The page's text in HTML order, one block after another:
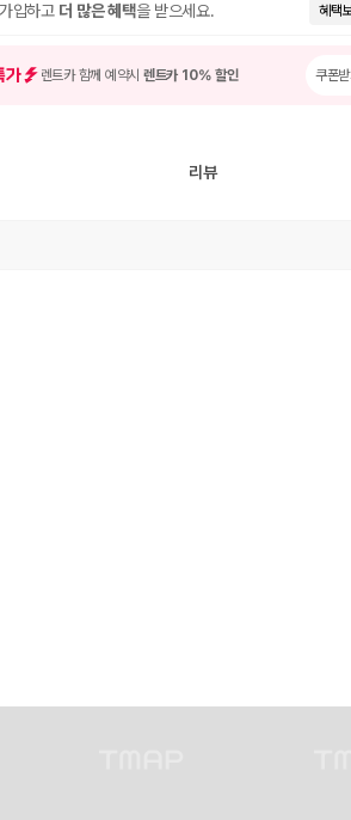
실제로 저렴한 차량을 고를 수 있습니다.
입하고 더 많은 혜택을 받으세요. 혜택
가 렌트카 함께 예약시 렌트카 10% 할인 쿠폰받
리뷰